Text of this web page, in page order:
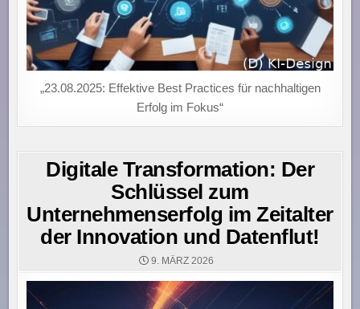
„23.08.2025: Effektive Best Practices für nachhaltigen
Erfolg im Fokus“
Digitale Transformation: Der
Schlüssel zum
Unternehmenserfolg im Zeitalter
der Innovation und Datenflut!
9. MÄRZ 2026